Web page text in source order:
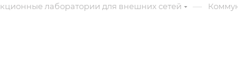
лаборатории для внешних сетей —